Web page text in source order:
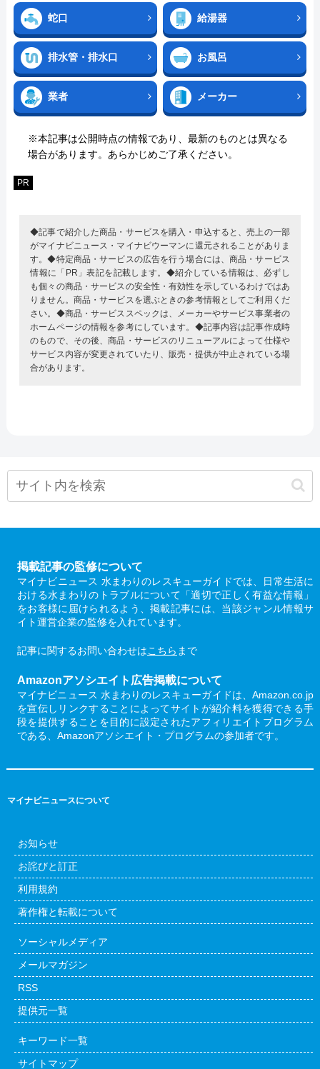
蛇口 給湯器
排水管・排水口 お風呂
業者 メーカー
※本記事は公開時点の情報であり、最新のものとは異なる
場合があります。あらかじめご了承ください。
PR
◆記事で紹介した商品・サービスを購入・申込すると、売上の一部
がマイナビニュース・マイナビウーマンに還元されることがありま
す。◆特定商品・サービスの広告を行う場合には、商品・サービス
情報に「PR」表記を記載します。◆紹介している情報は、必ずし
も個々の商品・サービスの安全性・有効性を示しているわけではあ
りません。商品・サービスを選ぶときの参考情報としてご利用くだ
さい。◆商品・サービススペックは、メーカーやサービス事業者の
ホームページの情報を参考にしています。◆記事内容は記事作成時
のもので、その後、商品・サービスのリニューアルによって仕様や
サービス内容が変更されていたり、販売・提供が中止されている場
合があります。
掲載記事の監修について
マイナビニュース 水まわりのレスキューガイドでは、日常生活に
おける水まわりのトラブルについて「適切で正しく有益な情報」
をお客様に届けられるよう、掲載記事には、当該ジャンル情報サ
イト運営企業の監修を入れています。
記事に関するお問い合わせはこちら まで
Amazonアソシエイト広告掲載について
マイナビニュース 水まわりのレスキューガイドは、Amazon.co.jp
を宣伝しリンクすることによってサイトが紹介料を獲得できる手
段を提供することを目的に設定されたアフィリエイトプログラム
である、Amazonアソシエイト・プログラムの参加者です。
マイナビニュースについて
お知らせ
お詫びと訂正
利用規約
著作権と転載について
ソーシャルメディア
メールマガジン
RSS
提供元一覧
キーワード一覧
サイトマップ